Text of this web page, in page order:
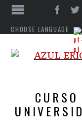
CHOOSE LANGUAGE